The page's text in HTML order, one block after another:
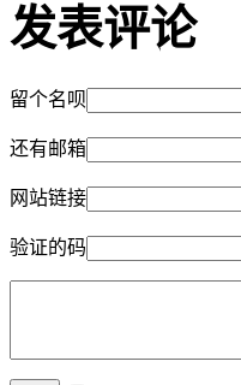
发表评论
留个名呗
还有邮箱
网站链接
验证的码